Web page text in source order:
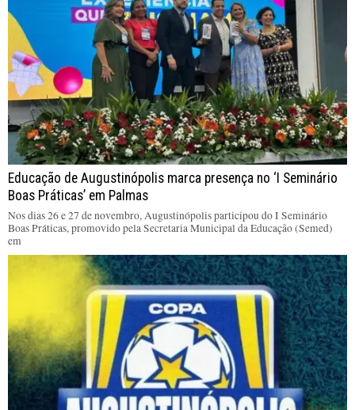
Educação de Augustinópolis marca presença no ‘I Seminário
Boas Práticas’ em Palmas
Nos dias 26 e 27 de novembro, Augustinópolis participou do I Seminário
Boas Práticas, promovido pela Secretaria Municipal da Educação (Semed)
em